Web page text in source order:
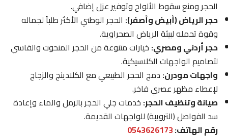
الحجر ومنع سقوط الألواح وتوفير عزل إضافي.
حجر الرياض (أبيض وأصفر):الحجر الوطني الأكثر طلباً لجماله
وقوة تحمله لبيئة الرياض الصحراوية.
حجر أردني ومصري:خيارات متنوعة من الحجر المنحوت والقاسي
لتصاميم الواجهات الكلاسيكية.
واجهات مودرن:دمج الحجر الطبيعي مع الكلادينج والزجاج
لإعطاء مظهر عصري فاخر.
صيانة وتنظيف الحجر:خدمات جلي الحجر بالرمل والماء وإعادة
سد الفواصل (الترويبة) للواجهات القديمة.
رقم الهاتف:0543626173